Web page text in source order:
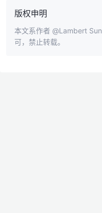
版权申明
本文系作者 @Lambert Sun
可，禁止转载。